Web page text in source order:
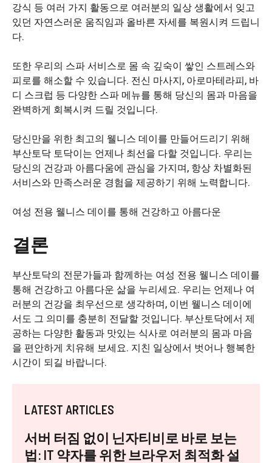
강식 등 여러 가지 활동으로 여러분의 일상 생활에서 잊고
있던 자연스러운 움직임과 올바른 자세를 복원시켜 드립니
다.
또한 우리의 스파 서비스로 몸 속 깊숙이 쌓인 스트레스와
피로를 해소할 수 있습니다. 전신 마사지, 아로마테라피, 바
디 스크럽 등 다양한 스파 메뉴를 통해 당신의 몸과 마음을
완벽하게 회복시켜 드릴 것입니다.
당신만을 위한 최고의 웰니스 데이를 만들어드리기 위해
부산토닥 토닥이는 언제나 최선을 다할 것입니다. 우리는
당신의 건강과 아름다움에 관심을 가지며, 항상 차별화된
서비스와 만족스러운 경험을 제공하기 위해 노력합니다.
여성 전용 웰니스 데이를 통해 건강하고 아름다운
결론
부산토닥의 전문가들과 함께하는 여성 전용 웰니스 데이를
통해 건강하고 아름다운 삶을 누리세요. 우리는 언제나 여
러분의 건강을 최우선으로 생각하며, 이번 웰니스 데이에
서도 그 의미를 충분히 전달할 것입니다. 부산토닥에서 제
공하는 다양한 활동과 맛있는 식사로 여러분의 몸과 마음
을 편안하게 치유해 보세요. 지친 일상에서 벗어나 행복한
시간이 되길 바랍니다.
LATEST ARTICLES
서버 터짐 없이 닌자티비로 바로 보는
법: IT 약자를 위한 브라우저 최적화 설